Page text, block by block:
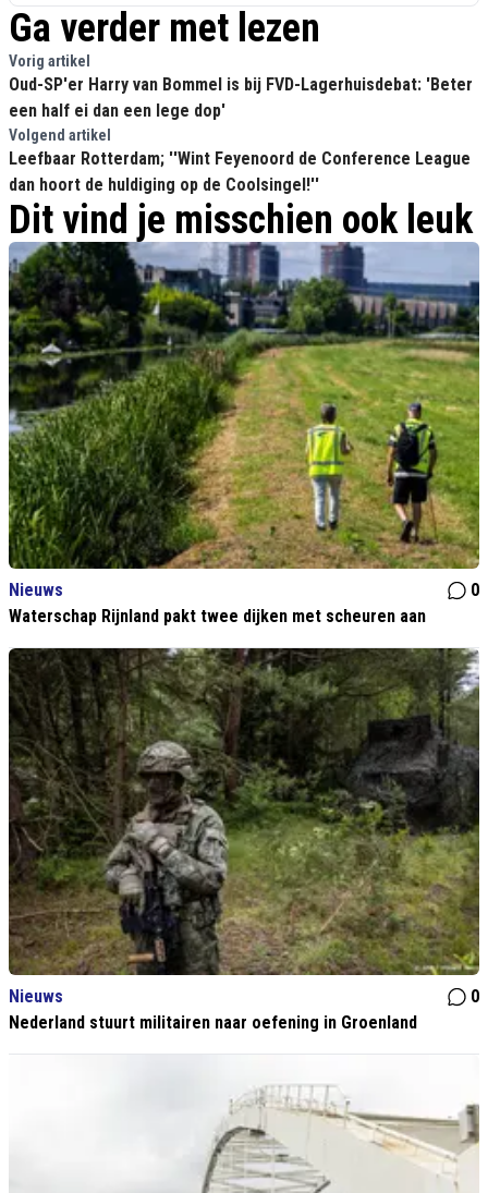
Ga verder met lezen
Vorig artikel
Oud-SP'er Harry van Bommel is bij FVD-Lagerhuisdebat: 'Beter
een half ei dan een lege dop'
Volgend artikel
Leefbaar Rotterdam; ''Wint Feyenoord de Conference League
dan hoort de huldiging op de Coolsingel!''
Dit vind je misschien ook leuk
Nieuws
0
Waterschap Rijnland pakt twee dijken met scheuren aan
Nieuws
0
Nederland stuurt militairen naar oefening in Groenland